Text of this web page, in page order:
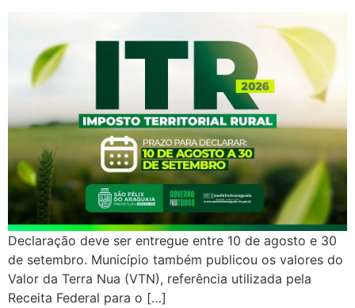
Declaração deve ser entregue entre 10 de agosto e 30
de setembro. Município também publicou os valores do
Valor da Terra Nua (VTN), referência utilizada pela
Receita Federal para o […]